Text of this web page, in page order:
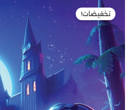
تخفيضات!
السعر
الأصلي
هو:
120,00 EGP.
حكايات
ضي
القمر